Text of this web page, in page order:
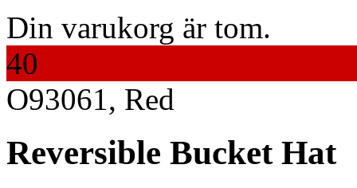
Din varukorg är tom.
40
O93061, Red
Reversible Bucket Hat